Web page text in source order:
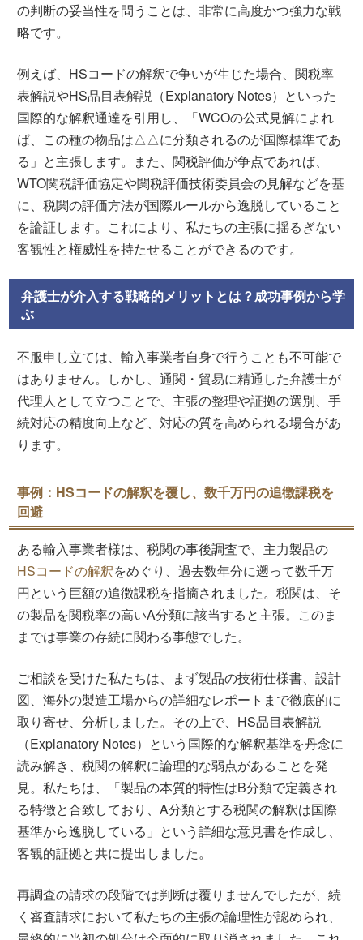
の判断の妥当性を問うことは、非常に高度かつ強力な戦
略です。
例えば、HSコードの解釈で争いが生じた場合、関税率
表解説やHS品目表解説（Explanatory Notes）といった
国際的な解釈通達を引用し、「WCOの公式見解によれ
ば、この種の物品は△△に分類されるのが国際標準であ
る」と主張します。また、関税評価が争点であれば、
WTO関税評価協定や関税評価技術委員会の見解などを基
に、税関の評価方法が国際ルールから逸脱していること
を論証します。これにより、私たちの主張に揺るぎない
客観性と権威性を持たせることができるのです。
弁護士が介入する戦略的メリットとは？成功事例から学
ぶ
不服申し立ては、輸入事業者自身で行うことも不可能で
はありません。しかし、通関・貿易に精通した弁護士が
代理人として立つことで、主張の整理や証拠の選別、手
続対応の精度向上など、対応の質を高められる場合があ
ります。
事例：HSコードの解釈を覆し、数千万円の追徴課税を
回避
ある輸入事業者様は、税関の事後調査で、主力製品の
HSコードの解釈をめぐり、過去数年分に遡って数千万
円という巨額の追徴課税を指摘されました。税関は、そ
の製品を関税率の高いA分類に該当すると主張。このま
までは事業の存続に関わる事態でした。
ご相談を受けた私たちは、まず製品の技術仕様書、設計
図、海外の製造工場からの詳細なレポートまで徹底的に
取り寄せ、分析しました。その上で、HS品目表解説
（Explanatory Notes）という国際的な解釈基準を丹念に
読み解き、税関の解釈に論理的な弱点があることを発
見。私たちは、「製品の本質的特性はB分類で定義され
る特徴と合致しており、A分類とする税関の解釈は国際
基準から逸脱している」という詳細な意見書を作成し、
客観的証拠と共に提出しました。
再調査の請求の段階では判断は覆りませんでしたが、続
く審査請求において私たちの主張の論理性が認められ、